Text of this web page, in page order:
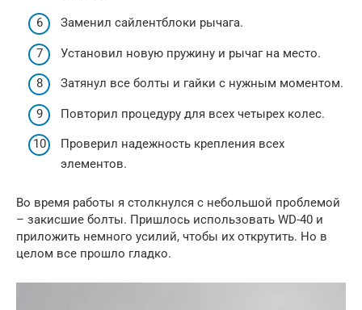
Заменил сайлентблоки рычага.
Установил новую пружину и рычаг на место.
Затянул все болты и гайки с нужным моментом.
Повторил процедуру для всех четырех колес.
Проверил надежность крепления всех
элементов.
Во время работы я столкнулся с небольшой проблемой
– закисшие болты. Пришлось использовать WD-40 и
приложить немного усилий, чтобы их открутить. Но в
целом все прошло гладко.